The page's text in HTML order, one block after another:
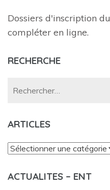
Dossiers d'inscription
compléter en ligne.
RECHERCHE
ARTICLES
Articles
ACTUALITES – ENT